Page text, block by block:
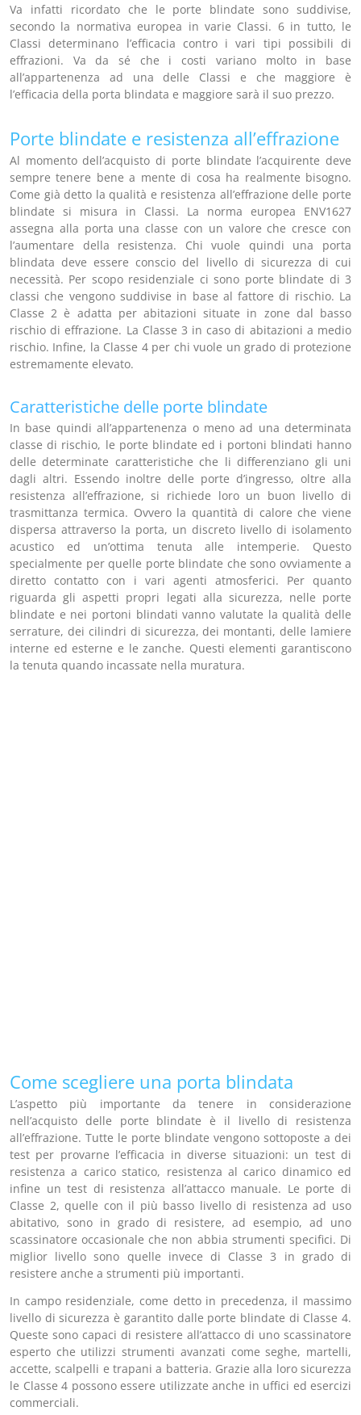
Va infatti ricordato che le porte blindate sono suddivise,
secondo la normativa europea in varie Classi. 6 in tutto, le
Classi determinano l’efficacia contro i vari tipi possibili di
effrazioni. Va da sé che i costi variano molto in base
all’appartenenza ad una delle Classi e che maggiore è
l’efficacia della porta blindata e maggiore sarà il suo prezzo.
Porte blindate e resistenza all’effrazione
Al momento dell’acquisto di porte blindate l’acquirente deve
sempre tenere bene a mente di cosa ha realmente bisogno.
Come già detto la qualità e resistenza all’effrazione delle porte
blindate si misura in Classi. La norma europea ENV1627
assegna alla porta una classe con un valore che cresce con
l’aumentare della resistenza. Chi vuole quindi una porta
blindata deve essere conscio del livello di sicurezza di cui
necessità. Per scopo residenziale ci sono porte blindate di 3
classi che vengono suddivise in base al fattore di rischio. La
Classe 2 è adatta per abitazioni situate in zone dal basso
rischio di effrazione. La Classe 3 in caso di abitazioni a medio
rischio. Infine, la Classe 4 per chi vuole un grado di protezione
estremamente elevato.
Caratteristiche delle porte blindate
In base quindi all’appartenenza o meno ad una determinata
classe di rischio, le porte blindate ed i portoni blindati hanno
delle determinate caratteristiche che li differenziano gli uni
dagli altri. Essendo inoltre delle porte d’ingresso, oltre alla
resistenza all’effrazione, si richiede loro un buon livello di
trasmittanza termica. Ovvero la quantità di calore che viene
dispersa attraverso la porta, un discreto livello di isolamento
acustico ed un’ottima tenuta alle intemperie. Questo
specialmente per quelle porte blindate che sono ovviamente a
diretto contatto con i vari agenti atmosferici. Per quanto
riguarda gli aspetti propri legati alla sicurezza, nelle porte
blindate e nei portoni blindati vanno valutate la qualità delle
serrature, dei cilindri di sicurezza, dei montanti, delle lamiere
interne ed esterne e le zanche. Questi elementi garantiscono
la tenuta quando incassate nella muratura.
Come scegliere una porta blindata
L’aspetto più importante da tenere in considerazione
nell’acquisto delle porte blindate è il livello di resistenza
all’effrazione. Tutte le porte blindate vengono sottoposte a dei
test per provarne l’efficacia in diverse situazioni: un test di
resistenza a carico statico, resistenza al carico dinamico ed
infine un test di resistenza all’attacco manuale. Le porte di
Classe 2, quelle con il più basso livello di resistenza ad uso
abitativo, sono in grado di resistere, ad esempio, ad uno
scassinatore occasionale che non abbia strumenti specifici. Di
miglior livello sono quelle invece di Classe 3 in grado di
resistere anche a strumenti più importanti.
In campo residenziale, come detto in precedenza, il massimo
livello di sicurezza è garantito dalle porte blindate di Classe 4.
Queste sono capaci di resistere all’attacco di uno scassinatore
esperto che utilizzi strumenti avanzati come seghe, martelli,
accette, scalpelli e trapani a batteria. Grazie alla loro sicurezza
le Classe 4 possono essere utilizzate anche in uffici ed esercizi
commerciali.